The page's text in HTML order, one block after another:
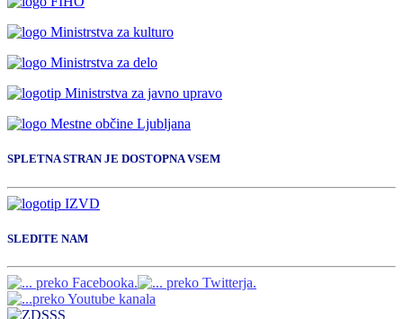
SPLETNA STRAN JE DOSTOPNA VSEM
SLEDITE NAM